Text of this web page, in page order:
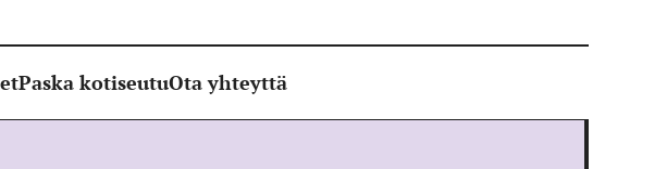
Paska kotiseutuOta yhteyttä